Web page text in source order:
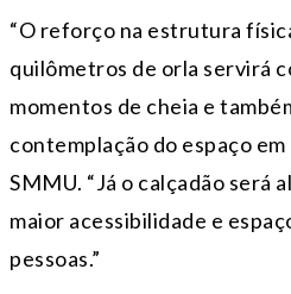
“O reforço na estrutura
quilômetros de orla servirá
momentos de cheia e
contemplação do espaço em
SMMU. “Já o calçadão será
maior acessibilidade e
pessoas.”